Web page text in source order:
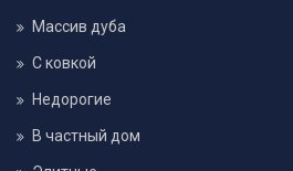
Массив дуба
С ковкой
Недорогие
В частный дом